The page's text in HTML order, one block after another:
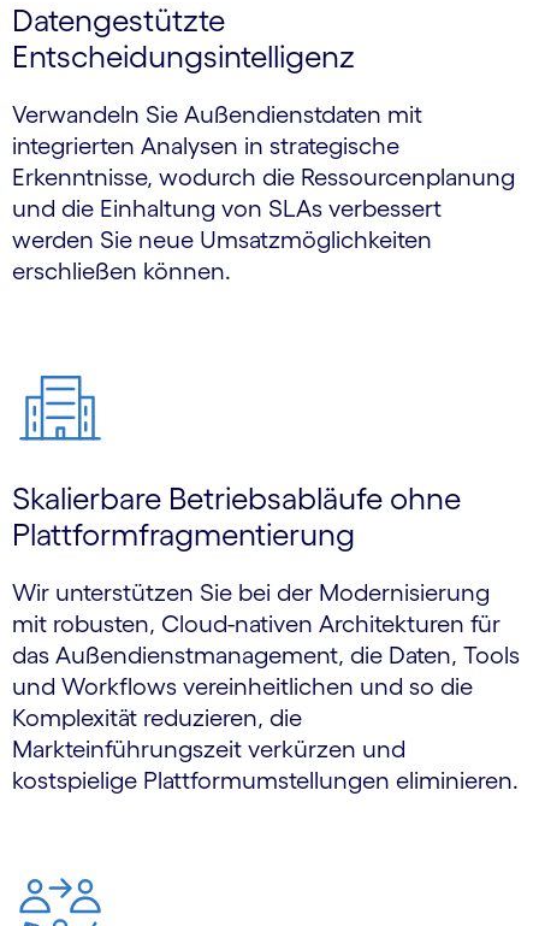
Datengestützte
Entscheidungsintelligenz
Verwandeln Sie Außendienstdaten mit
integrierten Analysen in strategische
Erkenntnisse, wodurch die Ressourcenplanung
und die Einhaltung von SLAs verbessert
werden Sie neue Umsatzmöglichkeiten
erschließen können.
Skalierbare Betriebsabläufe ohne
Plattformfragmentierung
Wir unterstützen Sie bei der Modernisierung
mit robusten, Cloud-nativen Architekturen für
das Außendienstmanagement, die Daten, Tools
und Workflows vereinheitlichen und so die
Komplexität reduzieren, die
Markteinführungszeit verkürzen und
kostspielige Plattformumstellungen eliminieren.